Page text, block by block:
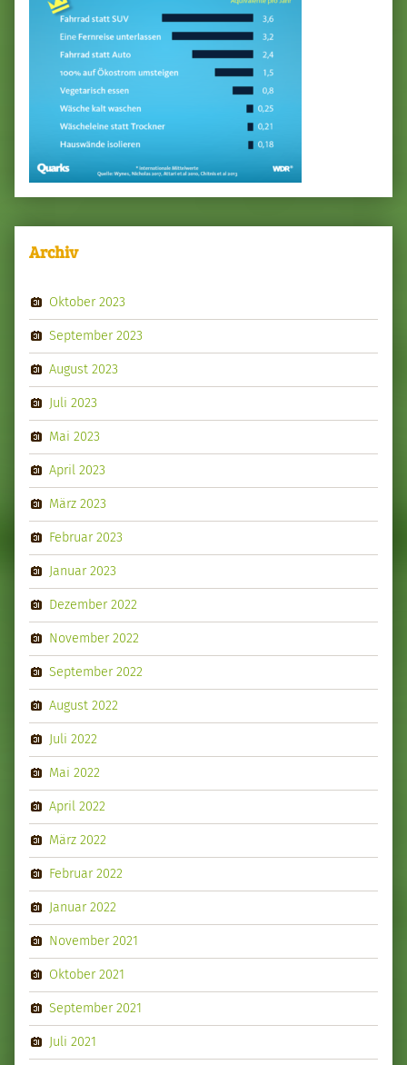
Archiv
Oktober 2023
September 2023
August 2023
Juli 2023
Mai 2023
April 2023
März 2023
Februar 2023
Januar 2023
Dezember 2022
November 2022
September 2022
August 2022
Juli 2022
Mai 2022
April 2022
März 2022
Februar 2022
Januar 2022
November 2021
Oktober 2021
September 2021
Juli 2021